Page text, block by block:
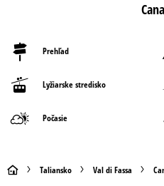
Prehľad
Lyžiarske stredisko
Počasie
H Taliansko Val di Fassa